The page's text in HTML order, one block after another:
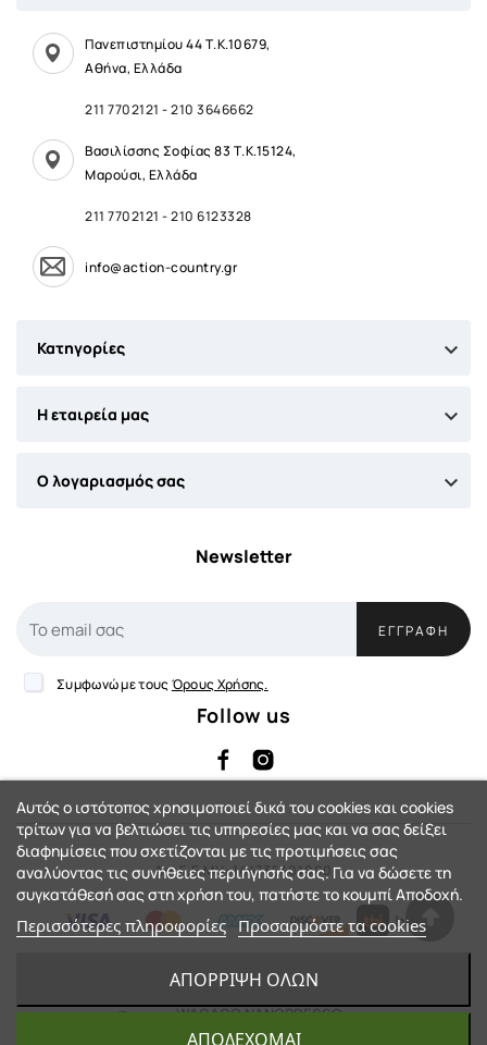
WACACO NANOPRESSO
ELEMENTS CHILL WHITE
Πανεπιστημίου 44 Τ.Κ.10679,
Αθήνα, Ελλάδα
211 7702121 -210 3646662
Βασιλίσσης Σοφίας 83 Τ.Κ.15124,
Μαρούσι, Ελλάδα
211 7702121 -210 6123328
info@action-country.gr
Κατηγορίες 
Η εταιρεία μας 
Ο λογαριασμός σας 
Newsletter
ΕΓΓΡΑΦΉ
Συμφωνώ με τους Όρους Χρήσης.
Follow us
Αρ. Γ.Ε.ΜΗ: 144735401000
Αυτός ο ιστότοπος χρησιμοποιεί δικά του cookies και cookies
τρίτων για να βελτιώσει τις υπηρεσίες μας και να σας δείξει
διαφημίσεις που σχετίζονται με τις προτιμήσεις σας
αναλύοντας τις συνήθειες περιήγησής σας. Για να δώσετε τη
συγκατάθεσή σας στη χρήση του, πατήστε το κουμπί Αποδοχή.
Περισσότερες πληροφορίες Προσαρμόστε τα cookies
ΑΠΌΡΡΙΨΗ ΌΛΩΝ
ΑΠΟΔΈΧΟΜΑΙ
© 2023 - Action-Country™. All Rights
eShop by Synergic Software